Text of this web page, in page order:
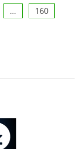
…
160